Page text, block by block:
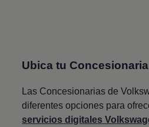
Ubica tu Concesionaria
Las Concesionarias de
diferentes opciones para
servicios digitales